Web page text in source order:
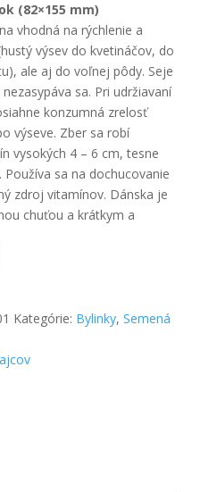
(82×155 mm)
vhodná na rýchlenie a
výsev do kvetináčov, do
ale aj do voľnej pôdy. Seje
sa. Pri udržiavaní
konzumná zrelosť
výseve. Zber sa robí
vysokých 4 – 6 cm, tesne
sa na dochucovanie
zdroj vitamínov. Dánska je
chuťou a krátkym a
Kategórie: Bylinky, Semená